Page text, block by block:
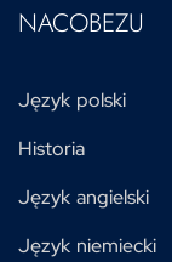
NACOBEZU
Język polski
Historia
Język angielski
Język niemiecki